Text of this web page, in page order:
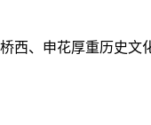
西、申花厚重历史